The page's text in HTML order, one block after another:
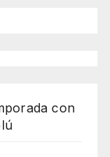
con